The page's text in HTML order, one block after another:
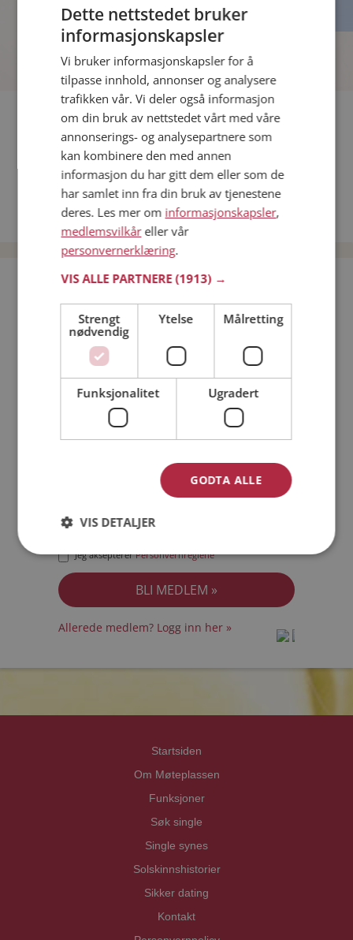
Fler single
Andre single fra Sandnes
Kvinner fra Sandnes
Date kvinner i Norge
Date menn i Norge
Bli medlem gratis!
Jeg er en:
Jeg akseptererPersonvernreglene
Allerede medlem? Logg inn her »
Startsiden
Om Møteplassen
Funksjoner
Søk single
Single synes
Solskinnshistorier
Sikker dating
Kontakt
Dette nettstedet bruker
informasjonskapsler
Vi bruker informasjonskapsler for å
tilpasse innhold, annonser og analysere
trafikken vår. Vi deler også informasjon
om din bruk av nettstedet vårt med våre
annonserings- og analysepartnere som
kan kombinere den med annen
informasjon du har gitt dem eller som de
har samlet inn fra din bruk av tjenestene
deres. Les mer om informasjonskapsler,
medlemsvilkåreller vår
personvernerklæring.
VIS ALLE PARTNERE(1913) →
Strengt
nødvendig
Ytelse Målretting
Funksjonalitet Ugradert
GODTA ALLE
VIS DETALJER